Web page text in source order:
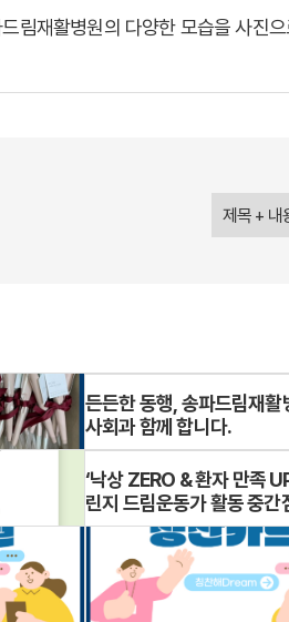
림재활병원의 다양한 모습을사진
버이날
사회과 함께 합니다.
린지 드림운동가 활동 중간